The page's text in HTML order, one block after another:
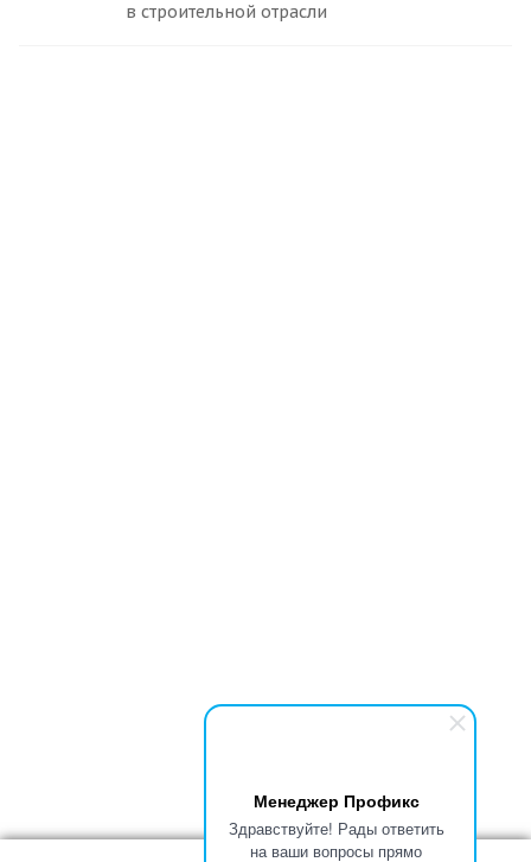
Менеджер Профикс
Здравствуйте! Рады ответить
на ваши вопросы прямо
в строительной отрасли